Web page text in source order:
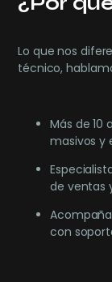
Lo que nos
técnico,
Más de 10
masivos y
de ventas
con